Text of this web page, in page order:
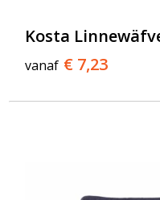
Kosta
vanaf € 7,23